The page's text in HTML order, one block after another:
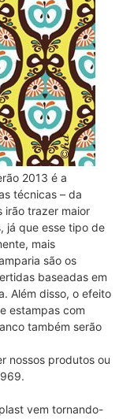
2013 é a
técnicas – da
irão trazer maior
já que esse tipo de
mais
são os
baseadas em
Além disso, o efeito
estampas com
também serão
nossos produtos ou
vem tornando-